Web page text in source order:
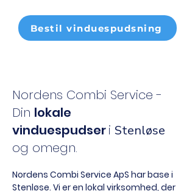
Bestil vinduespudsning
Nordens Combi Service -
Din lokale
vinduespudseri Stenløse
og omegn.
Nordens Combi Service ApS har base i
Stenløse. Vi er en lokal virksomhed, der